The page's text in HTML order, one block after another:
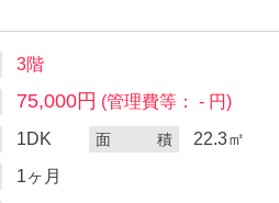
3階
75,000円 (管理費等： - 円)
1DK 面 積 22.3㎡
1ヶ月